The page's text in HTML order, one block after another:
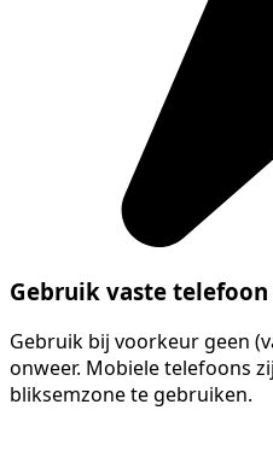
Gebruik vaste
Gebruik bij voorkeur geen
onweer. Mobiele telefoons
bliksemzone te gebruiken.